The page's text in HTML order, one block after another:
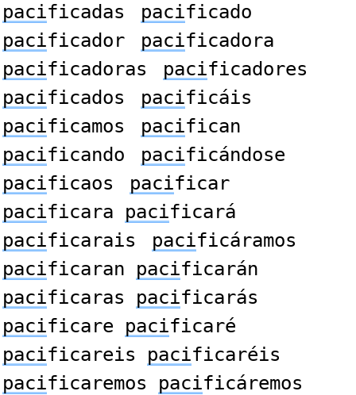
pacificadas pacificado
pacificador pacificadora
pacificadoras pacificadores
pacificados pacificáis
pacificamos pacifican
pacificando pacificándose
pacificaos pacificar
pacificara pacificará
pacificarais pacificáramos
pacificaran pacificarán
pacificaras pacificarás
pacificare pacificaré
pacificareis pacificaréis
pacificaremos pacificáremos